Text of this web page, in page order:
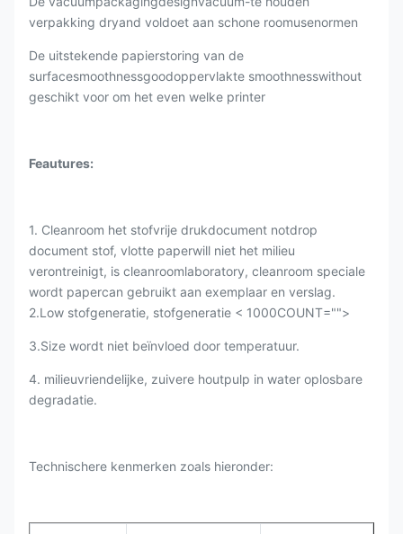
verpakking dryand voldoet aan schone roomusenormen
De uitstekende papierstoring van de
surfacesmoothnessgoodoppervlakte smoothnesswithout
geschikt voor om het even welke printer
Feautures:
1. Cleanroom het stofvrije drukdocument notdrop
document stof, vlotte paperwill niet het milieu
verontreinigt, is cleanroomlaboratory, cleanroom speciale
wordt papercan gebruikt aan exemplaar en verslag.
2.Low stofgeneratie, stofgeneratie < 1000COUNT="">
3.Size wordt niet beïnvloed door temperatuur.
4. milieuvriendelijke, zuivere houtpulp in water oplosbare
degradatie.
Technischere kenmerken zoals hieronder: